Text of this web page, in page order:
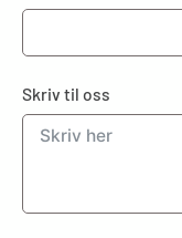
Skriv til oss